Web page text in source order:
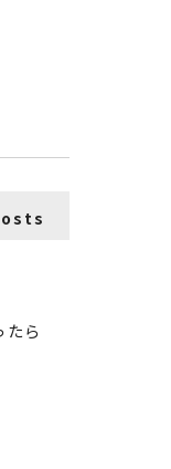
たら